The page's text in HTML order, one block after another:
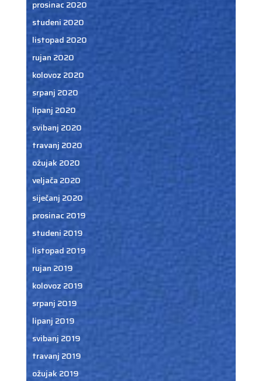
prosinac 2020
studeni 2020
listopad 2020
rujan 2020
kolovoz 2020
srpanj 2020
lipanj 2020
svibanj 2020
travanj 2020
ožujak 2020
veljača 2020
siječanj 2020
prosinac 2019
studeni 2019
listopad 2019
rujan 2019
kolovoz 2019
srpanj 2019
lipanj 2019
svibanj 2019
travanj 2019
ožujak 2019